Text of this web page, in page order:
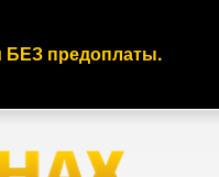
предоплаты.